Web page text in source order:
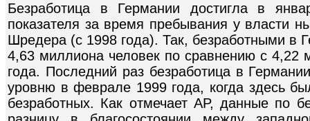
Безработица в Германии достигла в
показателя за время пребывания у власти
Шредера (с 1998 года). Так, безработными в
4,63 миллиона человек по сравнению с 4,22
года. Последний раз безработица в
уровню в феврале 1999 года, когда здесь
безработных. Как отмечает AP, данные по